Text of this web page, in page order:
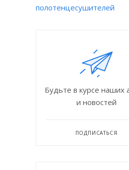
Будьте в курсе наших
и новостей
ПОДПИСАТЬСЯ